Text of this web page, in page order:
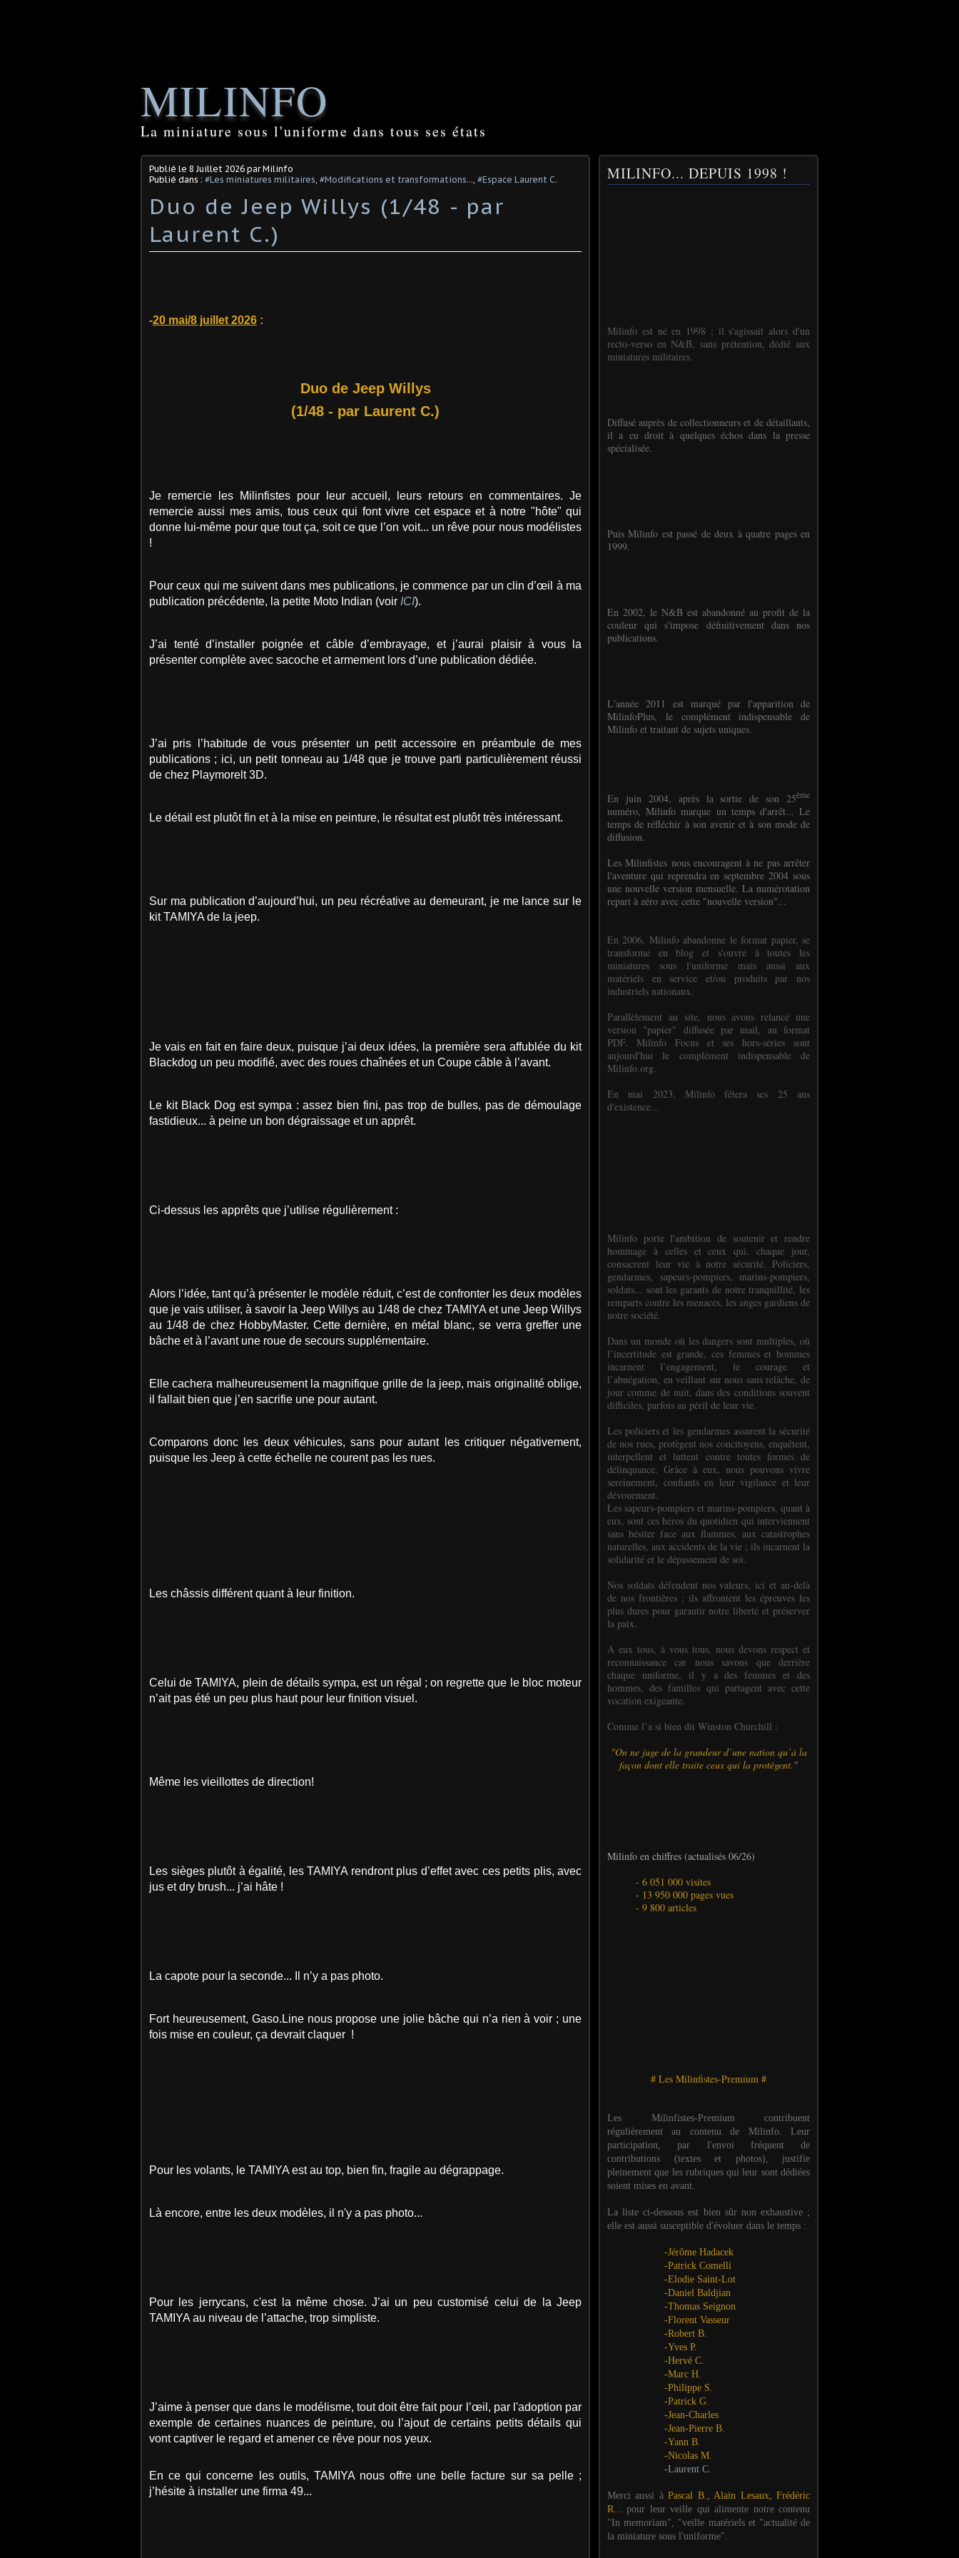
MILINFO
La miniature sous l'uniforme dans tous ses états
Publié le 8 Juillet 2026 par Milinfo
Publié dans : #Les miniatures militaires, #Modifications et transformations..., #Espace Laurent C.
Duo de Jeep Willys (1/48 - par
Laurent C.)
-20 mai/8 juillet 2026 :
Duo de Jeep Willys
(1/48 - par Laurent C.)
Je remercie les Milinfistes pour leur accueil, leurs retours en commentaires. Je
remercie aussi mes amis, tous ceux qui font vivre cet espace et à notre "hôte" qui
donne lui-même pour que tout ça, soit ce que l’on voit... un rêve pour nous modélistes
!
Pour ceux qui me suivent dans mes publications, je commence par un clin d’œil à ma
publication précédente, la petite Moto Indian (voir ICI).
J’ai tenté d’installer poignée et câble d’embrayage, et j’aurai plaisir à vous la
présenter complète avec sacoche et armement lors d’une publication dédiée.
J’ai pris l’habitude de vous présenter un petit accessoire en préambule de mes
publications ; ici, un petit tonneau au 1/48 que je trouve parti particulièrement réussi
de chez Playmorelt 3D.
Le détail est plutôt fin et à la mise en peinture, le résultat est plutôt très intéressant.
Sur ma publication d’aujourd’hui, un peu récréative au demeurant, je me lance sur le
kit TAMIYA de la jeep.
Je vais en fait en faire deux, puisque j’ai deux idées, la première sera affublée du kit
Blackdog un peu modifié, avec des roues chaînées et un Coupe câble à l’avant.
Le kit Black Dog est sympa : assez bien fini, pas trop de bulles, pas de démoulage
fastidieux... à peine un bon dégraissage et un apprêt.
Ci-dessus les apprêts que j’utilise régulièrement :
Alors l’idée, tant qu’à présenter le modèle réduit, c’est de confronter les deux modèles
que je vais utiliser, à savoir la Jeep Willys au 1/48 de chez TAMIYA et une Jeep Willys
au 1/48 de chez HobbyMaster. Cette dernière, en métal blanc, se verra greffer une
bâche et à l’avant une roue de secours supplémentaire.
Elle cachera malheureusement la magnifique grille de la jeep, mais originalité oblige,
il fallait bien que j’en sacrifie une pour autant.
Comparons donc les deux véhicules, sans pour autant les critiquer négativement,
puisque les Jeep à cette échelle ne courent pas les rues.
Les châssis différent quant à leur finition.
Celui de TAMIYA, plein de détails sympa, est un régal ; on regrette que le bloc moteur
n’ait pas été un peu plus haut pour leur finition visuel.
Même les vieillottes de direction!
Les sièges plutôt à égalité, les TAMIYA rendront plus d’effet avec ces petits plis, avec
jus et dry brush... j’ai hâte !
La capote pour la seconde... Il n’y a pas photo.
Fort heureusement, Gaso.Line nous propose une jolie bâche qui n’a rien à voir ; une
fois mise en couleur, ça devrait claquer !
Pour les volants, le TAMIYA est au top, bien fin, fragile au dégrappage.
Là encore, entre les deux modèles, il n'y a pas photo...
Pour les jerrycans, c'est la même chose. J’ai un peu customisé celui de la Jeep
TAMIYA au niveau de l’attache, trop simpliste.
J’aime à penser que dans le modélisme, tout doit être fait pour l’œil, par l'adoption par
exemple de certaines nuances de peinture, ou l’ajout de certains petits détails qui
vont captiver le regard et amener ce rêve pour nos yeux.
En ce qui concerne les outils, TAMIYA nous offre une belle facture sur sa pelle ;
j’hésite à installer une firma 49...
MILINFO... DEPUIS 1998 !
Milinfo est né en 1998 ; il s'agissait alors d'un
recto-verso en N&B, sans prétention, dédié aux
miniatures militaires.
Diffusé auprès de collectionneurs et de détaillants,
il a eu droit à quelques échos dans la presse
spécialisée.
Puis Milinfo est passé de deux à quatre pages en
1999.
En 2002, le N&B est abandonné au profit de la
couleur qui s'impose définitivement dans nos
publications.
L'année 2011 est marqué par l'apparition de
MilinfoPlus, le complément indispensable de
Milinfo et traitant de sujets uniques.
En juin 2004, après la sortie de son 25ème
numéro, Milinfo marque un temps d'arrêt... Le
temps de réfléchir à son avenir et à son mode de
diffusion.
Les Milinfistes nous encouragent à ne pas arrêter
l'aventure qui reprendra en septembre 2004 sous
une nouvelle version mensuelle. La numérotation
repart à zéro avec cette "nouvelle version"...
En 2006, Milinfo abandonne le format papier, se
transforme en blog et s'ouvre à toutes les
miniatures sous l'uniforme mais aussi aux
matériels en service et/ou produits par nos
industriels nationaux.
Parallèlement au site, nous avons relancé une
version "papier" diffusée par mail, au format
PDF. Milinfo Focus et ses hors-séries sont
aujourd'hui le complément indispensable de
Milinfo.org.
En mai 2023, Milinfo fêtera ses 25 ans
d'existence...
Milinfo porte l'ambition de soutenir et rendre
hommage à celles et ceux qui, chaque jour,
consacrent leur vie à notre sécurité. Policiers,
gendarmes, sapeurs-pompiers, marins-pompiers,
soldats... sont les garants de notre tranquillité, les
remparts contre les menaces, les anges gardiens de
notre société.
Dans un monde où les dangers sont multiples, où
l’incertitude est grande, ces femmes et hommes
incarnent l’engagement, le courage et
l’abnégation, en veillant sur nous sans relâche, de
jour comme de nuit, dans des conditions souvent
difficiles, parfois au péril de leur vie.
Les policiers et les gendarmes assurent la sécurité
de nos rues, protègent nos concitoyens, enquêtent,
interpellent et luttent contre toutes formes de
délinquance. Grâce à eux, nous pouvons vivre
sereinement, confiants en leur vigilance et leur
dévouement.
Les sapeurs-pompiers et marins-pompiers, quant à
eux, sont ces héros du quotidien qui interviennent
sans hésiter face aux flammes, aux catastrophes
naturelles, aux accidents de la vie ; ils incarnent la
solidarité et le dépassement de soi.
Nos soldats défendent nos valeurs, ici et au-delà
de nos frontières ; ils affrontent les épreuves les
plus dures pour garantir notre liberté et préserver
la paix.
À eux tous, à vous tous, nous devons respect et
reconnaissance car nous savons que derrière
chaque uniforme, il y a des femmes et des
hommes, des familles qui partagent avec cette
vocation exigeante.
Comme l’a si bien dit Winston Churchill :
"On ne juge de la grandeur d’une nation qu’à la
façon dont elle traite ceux qui la protègent."
Milinfo en chiffres (actualisés 06/26)
- 6 051 000 visites
- 13 950 000 pages vues
- 9 800 articles
# Les Milinfistes-Premium #
Les Milinfistes-Premium contribuent
régulièrement au contenu de Milinfo. Leur
participation, par l'envoi fréquent de
contributions (textes et photos), justifie
pleinement que les rubriques qui leur sont dédiées
soient mises en avant.
La liste ci-dessous est bien sûr non exhaustive ;
elle est aussi susceptible d'évoluer dans le temps :
-Jérôme Hadacek
-Patrick Comelli
-Elodie Saint-Lot
-Daniel Baldjian
-Thomas Seignon
-Florent Vasseur
-Robert B.
-Yves P.
-Hervé C.
-Marc H.
-Philippe S.
-Patrick G.
-Jean-Charles
-Jean-Pierre B.
-Yann B.
-Nicolas M.
-Laurent C.
Merci aussi àPascal B., Alain Lesaux, Frédéric
R...pour leur veille qui alimente notre contenu
"In memoriam", "veille matériels et "actualité de
la miniature sous l'uniforme".